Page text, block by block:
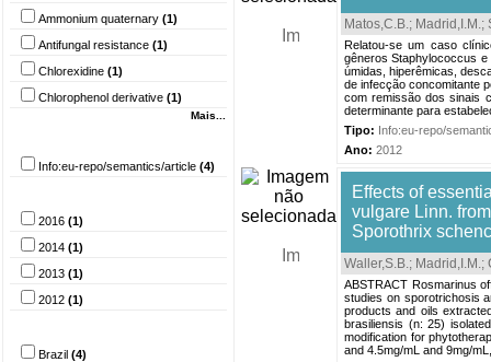
Ammonium quaternary (1)
Antifungal resistance (1)
Chlorexidine (1)
Chlorophenol derivative (1)
Mais...
Info:eu-repo/semantics/article (4)
2016 (1)
2014 (1)
2013 (1)
2012 (1)
Brazil (4)
Matos,C.B.; Madrid,I.M.;
Relatou-se um caso
gêneros Staphylococcus
úmidas, hiperêmicas,
de infecção concomitante
com remissão dos sinais
determinante para
Tipo: Info:eu-repo/
Ano: 2012
Effects of
vulgare Linn.
Sporothrix
Waller,S.B.; Madrid,I.M.;
ABSTRACT Rosmarinus
studies on sporotrichosis
products and oils
brasiliensis (n: 25)
modification for
and 4.5mg/mL and 9mg/